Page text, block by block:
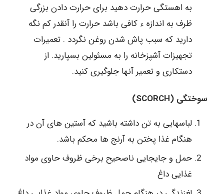
به اهستگی حرارت دهید برای حرارت دادن بزرگی
ظرف به اندازه ء کافی باشد حرارت را آنقدر کم نگه
دارید که سبب پاش شدن روغن نگردد . تعمیرات
تجهیزات آشپزخانه را به مسئولین بسپارید. از
دستکاری و تعمیر آنها جلوگیری کنید.
سوختگی (SCORCH)
لباسهایی به تن داشته باشید که آستین های آن در
هنگام غذا پختن به آرنج ها محکم باشد.
حمل و جایجایی ناصحیح برخی ظروف حاوی مواد
غذایی داغ